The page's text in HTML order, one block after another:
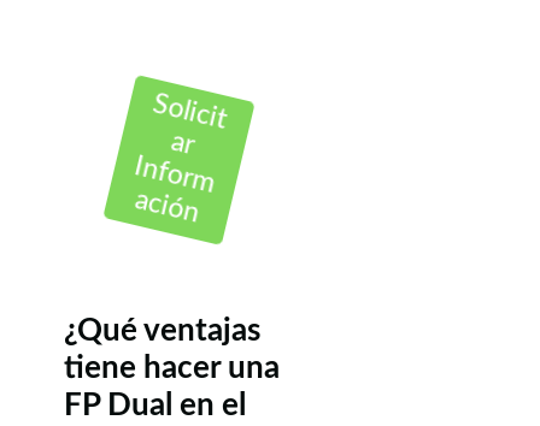
Solicit
ar
Inform
ación
¿Qué ventajas
tiene hacer una
FP Dual en el